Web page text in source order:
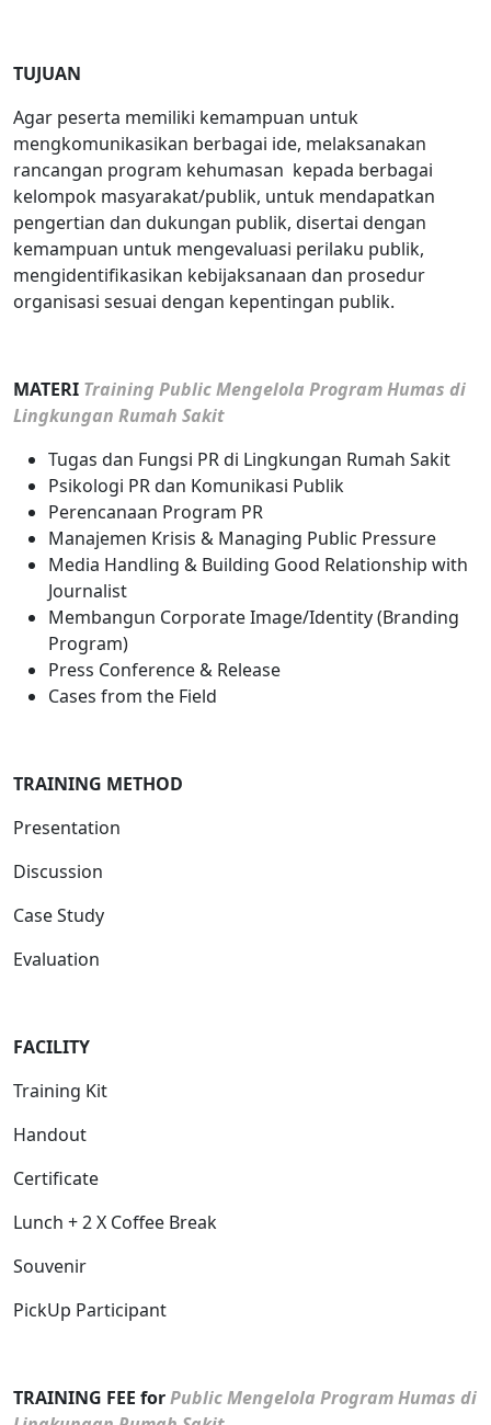
TUJUAN
Agar peserta memiliki kemampuan untuk
mengkomunikasikan berbagai ide, melaksanakan
rancangan program kehumasan kepada berbagai
kelompok masyarakat/publik, untuk mendapatkan
pengertian dan dukungan publik, disertai dengan
kemampuan untuk mengevaluasi perilaku publik,
mengidentifikasikan kebijaksanaan dan prosedur
organisasi sesuai dengan kepentingan publik.
MATERI Training Public Mengelola Program Humas di
Lingkungan Rumah Sakit
Tugas dan Fungsi PR di Lingkungan Rumah Sakit
Psikologi PR dan Komunikasi Publik
Perencanaan Program PR
Manajemen Krisis & Managing Public Pressure
Media Handling & Building Good Relationship with
Journalist
Membangun Corporate Image/Identity (Branding
Program)
Press Conference & Release
Cases from the Field
TRAINING METHOD
Presentation
Discussion
Case Study
Evaluation
FACILITY
Training Kit
Handout
Certificate
Lunch + 2 X Coffee Break
Souvenir
PickUp Participant
TRAINING FEE forPublic Mengelola Program Humas di